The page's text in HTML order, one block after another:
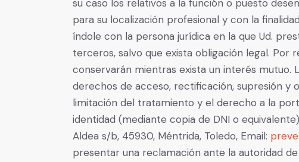
su caso los relativos a la función o puesto
para su localización profesional y con la
índole con la persona jurídica en la que Ud.
terceros, salvo que exista obligación legal. Por
conservarán mientras exista un interés mutuo.
derechos de acceso, rectificación, supresión y
limitación del tratamiento y el derecho a la
identidad (mediante copia de DNI o
Aldea s/b, 45930, Méntrida, Toledo, Email:
presentar una reclamación ante la autoridad